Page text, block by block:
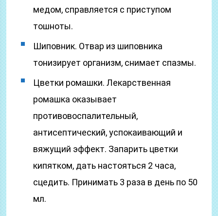
медом, справляется с приступом
тошноты.
Шиповник. Отвар из шиповника
тонизирует организм, снимает спазмы.
Цветки ромашки. Лекарственная
ромашка оказывает
противовоспалительный,
антисептический, успокаивающий и
вяжущий эффект. Запарить цветки
кипятком, дать настояться 2 часа,
сцедить. Принимать 3 раза в день по 50
мл.